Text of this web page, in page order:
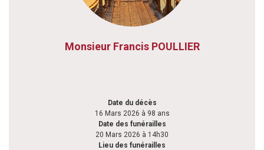
Monsieur Francis POULLIER
Date du décès
16 Mars 2026 à 98 ans
Date des funérailles
20 Mars 2026 à 14h30
Lieu des funérailles